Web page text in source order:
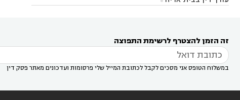
דין בשוהם 

זה הזמן להצטרף לרשימת התפוצה
במשלוח הטופס אני מסכים לקבל לכתובת המייל שלי פרסומות ועדכונים מאתר פסק דין